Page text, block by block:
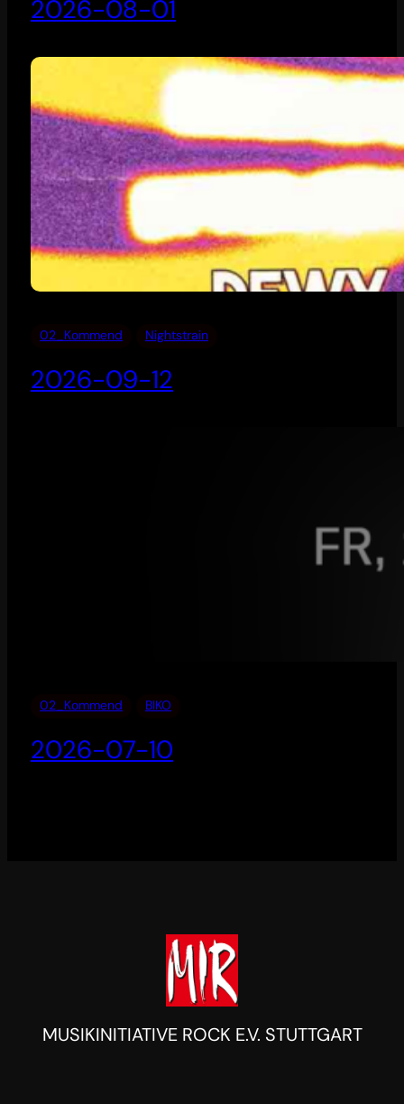
2026-08-01
02_Kommend Nightstrain
2026-09-12
02_Kommend BIKO
2026-07-10
MUSIKINITIATIVE ROCK E.V. STUTTGART